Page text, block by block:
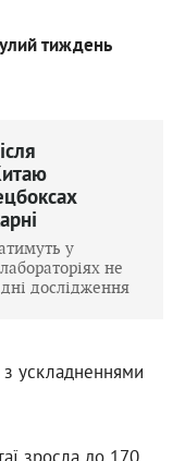
тиждень
у
не
дослідження
ускладненнями
зросла до 170